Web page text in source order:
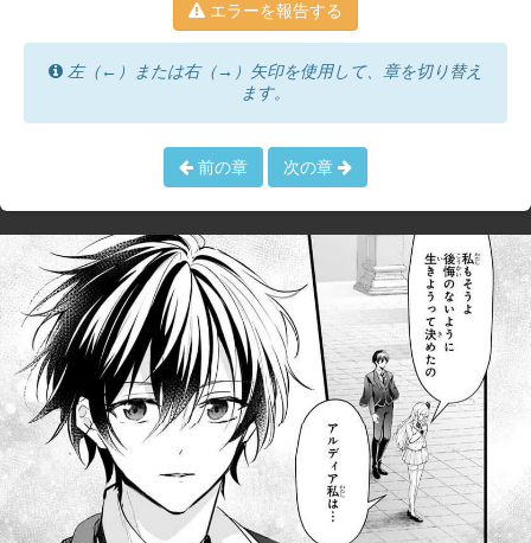
エラーを報告する
左（←）または右（→）矢印を使用して、章を切り替え
ます。
前の章 次の章